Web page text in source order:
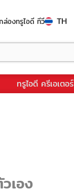
ล่องทรูไอดี ทีวี TH
ทรูไอดี ครีเอเตอร์
เอง